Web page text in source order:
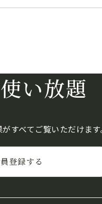
い放題
すべてご覧いただけま
登録する